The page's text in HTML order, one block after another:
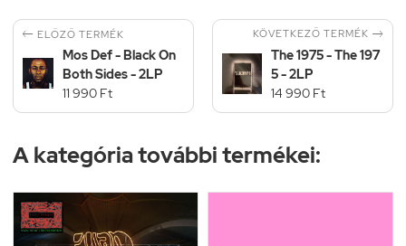
 ELŐZŐ TERMÉK
Mos Def - Black On
Both Sides - 2LP
11 990 Ft
KÖVETKEZŐ TERMÉK 
The 1975 - The 197
5 - 2LP
14 990 Ft
A kategória további termékei: